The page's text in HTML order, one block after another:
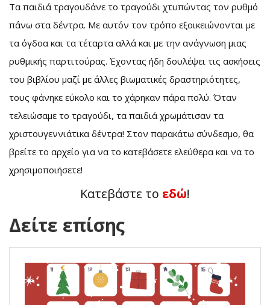
Τα παιδιά τραγουδάνε το τραγούδι χτυπώντας τον ρυθμό
πάνω στα δέντρα. Με αυτόν τον τρόπο εξοικειώνονται με
τα όγδοα και τα τέταρτα αλλά και με την ανάγνωση μιας
ρυθμικής παρτιτούρας. Έχοντας ήδη δουλέψει τις ασκήσεις
του βιβλίου μαζί με άλλες βιωματικές δραστηριότητες,
τους φάνηκε εύκολο και το χάρηκαν πάρα πολύ. Όταν
τελειώσαμε το τραγούδι, τα παιδιά χρωμάτισαν τα
χριστουγεννιάτικα δέντρα! Στον παρακάτω σύνδεσμο, θα
βρείτε το αρχείο για να το κατεβάσετε ελεύθερα και να το
χρησιμοποιήσετε!
Κατεβάστε το εδώ!
Δείτε επίσης